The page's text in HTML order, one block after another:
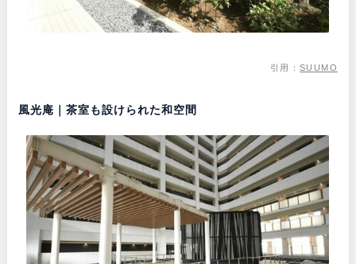
引用：SUUMO
風光庵｜茶室も設けられた和空間